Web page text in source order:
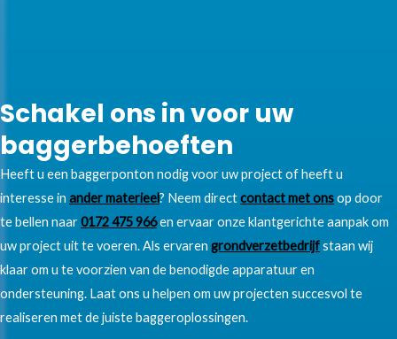
Schakel ons in voor uw
baggerbehoeften
Heeft u een baggerponton nodig voor uw project of heeft u
interesse in ander materieel? Neem directcontact met onsop door
te bellen naar0172 475 966en ervaar onze klantgerichte aanpak om
uw project uit te voeren. Als ervaren grondverzetbedrijfstaan wij
klaar om u te voorzien van de benodigde apparatuur en
ondersteuning. Laat ons u helpen om uw projecten succesvol te
realiseren met de juiste baggeroplossingen.